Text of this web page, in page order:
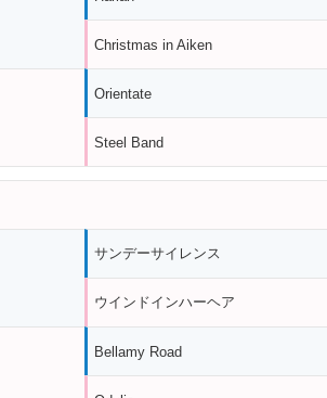
Christmas in Aiken
Orientate
Steel Band
サンデーサイレンス
ウインドインハーヘア
Bellamy Road